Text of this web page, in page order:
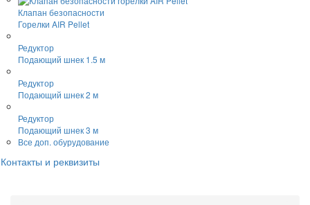
Клапан безопасности
Горелки AIR Pellet
Редуктор
Подающий шнек 1.5 м
Редуктор
Подающий шнек 2 м
Редуктор
Подающий шнек 3 м
Все доп. обурудование
Контакты и реквизиты